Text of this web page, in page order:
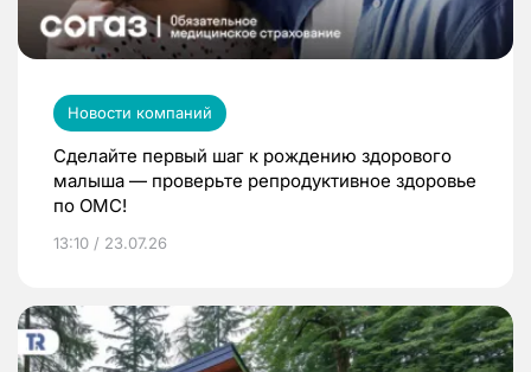
Новости компаний
Сделайте первый шаг к рождению здорового
малыша — проверьте репродуктивное здоровье
по ОМС!
13:10 / 23.07.26